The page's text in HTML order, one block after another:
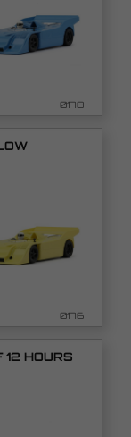
0178
0176
HOURS